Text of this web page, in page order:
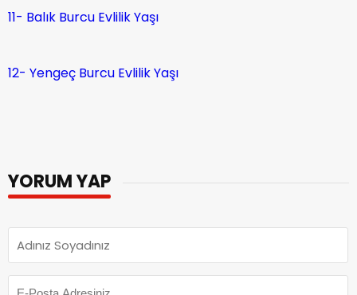
11- Balık Burcu Evlilik Yaşı
12- Yengeç Burcu Evlilik Yaşı
YORUM YAP